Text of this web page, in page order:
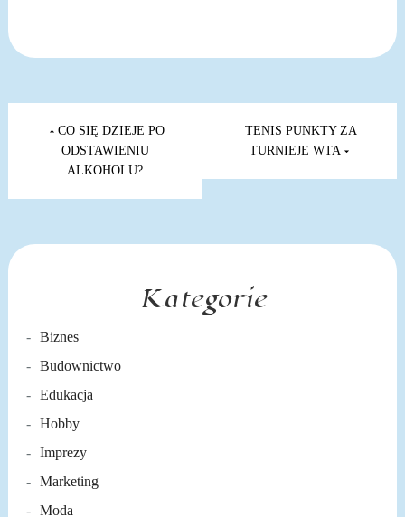
Nawigacja
wpisu
CO SIĘ DZIEJE PO
ODSTAWIENIU
ALKOHOLU?
TENIS PUNKTY ZA
TURNIEJE WTA
Kategorie
Biznes
Budownictwo
Edukacja
Hobby
Imprezy
Marketing
Moda